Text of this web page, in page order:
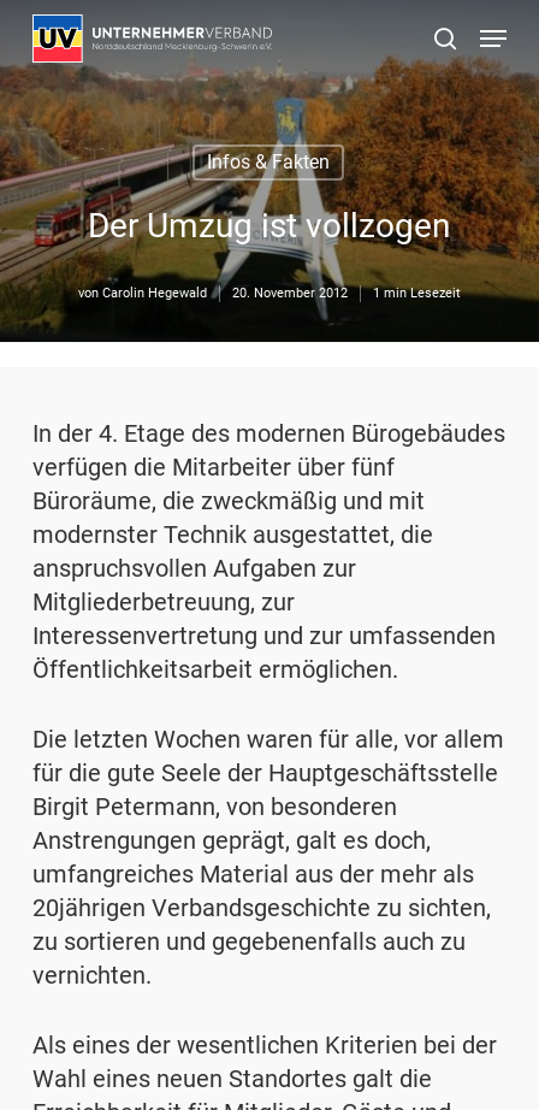
Skip
main
content
suchen
Menu
Infos & Fakten
Der Umzug ist vollzogen
von Carolin Hegewald 20. November 2012 1 min Lesezeit
In der 4. Etage des modernen Bürogebäudes
verfügen die Mitarbeiter über fünf
Büroräume, die zweckmäßig und mit
modernster Technik ausgestattet, die
anspruchsvollen Aufgaben zur
Mitgliederbetreuung, zur
Interessenvertretung und zur umfassenden
Öffentlichkeitsarbeit ermöglichen.
Die letzten Wochen waren für alle, vor allem
für die gute Seele der Hauptgeschäftsstelle
Birgit Petermann, von besonderen
Anstrengungen geprägt, galt es doch,
umfangreiches Material aus der mehr als
20jährigen Verbandsgeschichte zu sichten,
zu sortieren und gegebenenfalls auch zu
vernichten.
Als eines der wesentlichen Kriterien bei der
Wahl eines neuen Standortes galt die